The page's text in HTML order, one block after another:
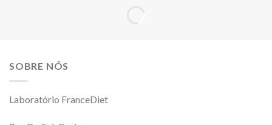
SOBRE NÓS
Laboratório FranceDiet